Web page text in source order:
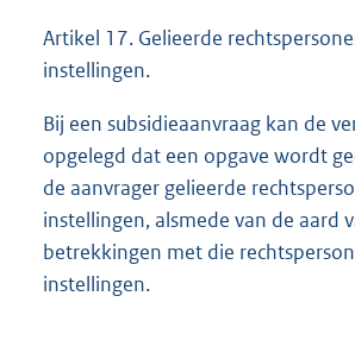
Artikel 17. Gelieerde
instellingen.
Bij een subsidieaanvraag kan de
opgelegd dat een opgave wordt
de aanvrager gelieerde
instellingen, alsmede van de aard
betrekkingen met die
instellingen.